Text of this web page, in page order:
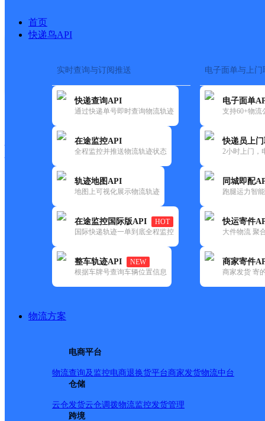
首页
快递鸟API
实时查询与订阅推送
快递查询API
通过快递单号即时查询物流轨迹
在途监控API
全程监控并推送物流轨迹状态
轨迹地图API
地图上可视化展示物流轨迹
在途监控国际版API
HOT
国际快递轨迹一单到底全程监控
整车轨迹API
NEW
根据车牌号查询车辆位置信息
电子面单与上门
电子面单
支持60+物流
快递员上
2小时上门，
同城即配
跑腿运力智
快运寄件
大件物流 聚
商家寄件
商家发货 寄
物流方案
电商平台
物流查询及监控电商退换货平台商家发货物流中台
仓储
云仓发货云仓调拨物流监控发货管理
跨境
快运大全 快递时效
圆通
晋江市安海镇
更新时间：2021-11-26 00:00:00
所属快递：圆通速递
所属区域：福建省-泉州市-晋江市
网点地址：福建省泉州市晋江市安海镇
网点负责人：